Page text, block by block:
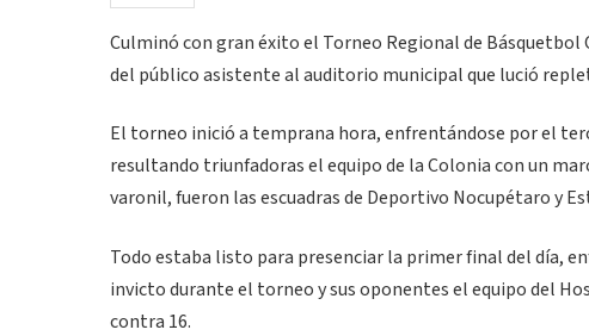
Culminó con gran éxito el Torneo Regional de
del público asistente al auditorio municipal que lució
El torneo inició a temprana hora, enfrentándose por el
resultando triunfadoras el equipo de la Colonia con un
varonil, fueron las escuadras de Deportivo Nocupétaro y
Todo estaba listo para presenciar la primer final del día,
invicto durante el torneo y sus oponentes el equipo del
contra 16.